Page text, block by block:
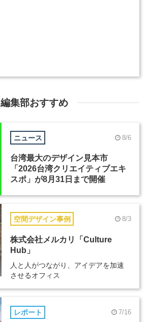
編集部おすすめ
ニュース 8/6
台湾最大のデザイン見本市
「2026台湾クリエイティブエキ
スポ」が8月31日まで開催
空間デザイン事例 8/3
株式会社メルカリ「Culture
Hub」
人と人がつながり、アイデアを加速
させるオフィス
レポート 7/16